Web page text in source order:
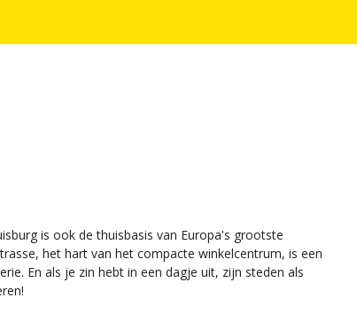
is ook de thuisbasis van Europa's grootste
het hart van het compacte winkelcentrum, is een
En als je zin hebt in een dagje uit, zijn steden als